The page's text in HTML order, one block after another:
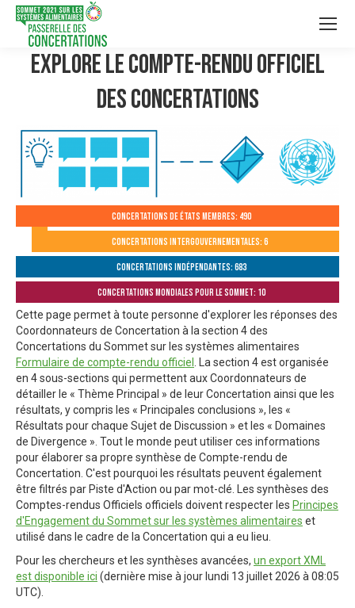
Explore le compte-rendu officiel
des Concertations
Concertations de États membres: 490
Concertations intergouvernementales: 6
Concertations indépendantes: 683
Concertations mondiales pour le Sommet: 10
Cette page permet à toute personne d'explorer les réponses des
Coordonnateurs de Concertation à la section 4 des
Concertations du Sommet sur les systèmes alimentaires
Formulaire de compte-rendu officiel
. La section 4 est organisée
en 4 sous-sections qui permettent aux Coordonnateurs de
détailler le « Thème Principal » de leur Concertation ainsi que les
résultats, y compris les « Principales conclusions », les «
Résultats pour chaque Sujet de Discussion » et les « Domaines
de Divergence ». Tout le monde peut utiliser ces informations
pour élaborer sa propre synthèse de Compte-rendu de
Concertation. C'est pourquoi les résultats peuvent également
être filtrés par Piste d'Action ou par mot-clé. Les synthèses des
Comptes-rendus Officiels officiels doivent respecter les Principes
d'Engagement du Sommet sur les systèmes alimentaires et
utilisé dans le cadre de la Concertation qui a eu lieu.
Pour les chercheurs et les synthèses avancées, un export XML
est disponible ici (dernière mise à jour lundi 13 juillet 2026 à 08:05
UTC).